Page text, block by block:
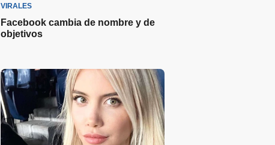
VIRALES
Facebook cambia de nombre y de
objetivos